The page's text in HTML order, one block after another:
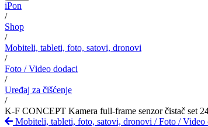
iPon
/
Shop
/
Mobiteli, tableti, foto, satovi, dronovi
/
Foto / Video dodaci
/
Uređaj za čišćenje
/
K-F CONCEPT Kamera full-frame senzor čistač set
Mobiteli, tableti, foto, satovi, dronovi /Foto / Video